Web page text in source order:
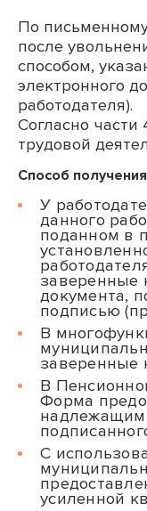
По
после
способом,
электронного
работодателя).
Согласно
трудовой
Способ
У
данного
поданном в
заверенные
документа,
подписью
В
заверенные
В
Форма
надлежащим
С
усиленной